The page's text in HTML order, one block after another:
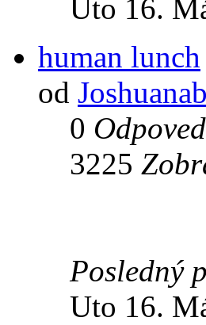
Uto 16.
human lunch
od Joshuanab
0
3225
Posledný
Uto 16.